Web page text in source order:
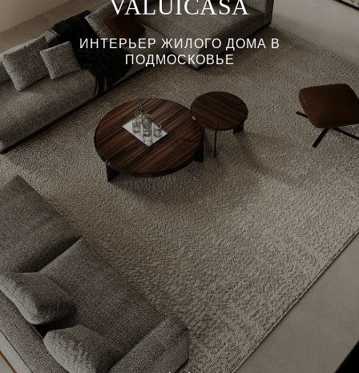
VALUICASA
ИНТЕРЬЕР ЖИЛОГО ДОМА В
ПОДМОСКОВЬЕ